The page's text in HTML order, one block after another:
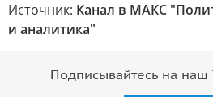
Источник: Канал в МАКС
и аналитика"
Подписывайтесь на наш